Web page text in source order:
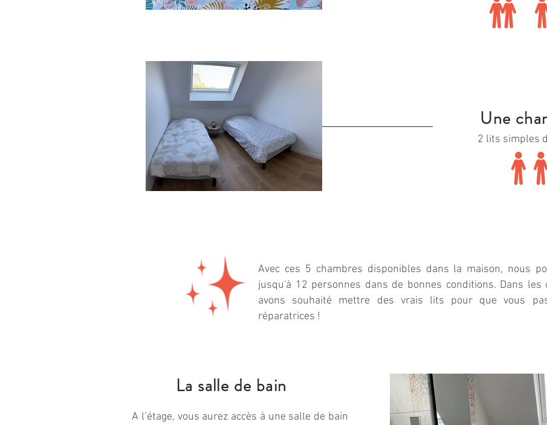
Une
2 lits simples
Avec ces 5 chambres disponibles dans la maison, nous
jusqu'à 12 personnes dans de bonnes conditions. Dans les
avons souhaité mettre des vrais lits pour que vous
réparatrices !
La salle de bain
A l’étage, vous aurez accès à une salle de bain